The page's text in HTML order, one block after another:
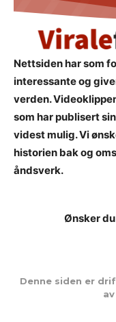
Nettsiden har som
interessante og
verden.
som har publisert
videst mulig. Vi
historien bak og
åndsverk.
Ønsker du
Denne siden er
av